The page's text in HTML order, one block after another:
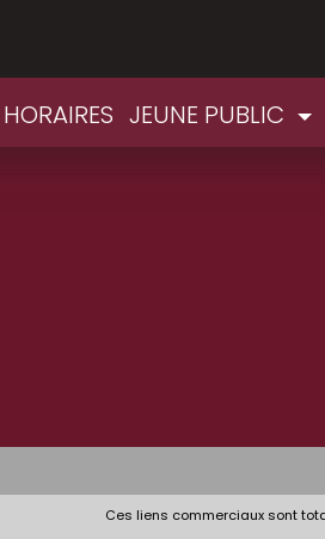
HORAIRES JEUNE PUBLIC
Ces liens commerciaux sont